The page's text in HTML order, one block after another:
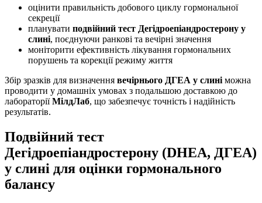
оцінити правильність добового циклу гормональної
секреції
планувати подвійний тест Дегідроепіандростерону у
слині, поєднуючи ранкові та вечірні значення
моніторити ефективність лікування гормональних
порушень та корекції режиму життя
Збір зразків для визначення вечірнього ДГЕА у слині можна
проводити у домашніх умовах з подальшою доставкою до
лабораторіїМілдЛаб, що забезпечує точність і надійність
результатів.
Подвійний тест
Дегідроепіандростерону (DHEA, ДГЕА)
у слині для оцінки гормонального
балансу